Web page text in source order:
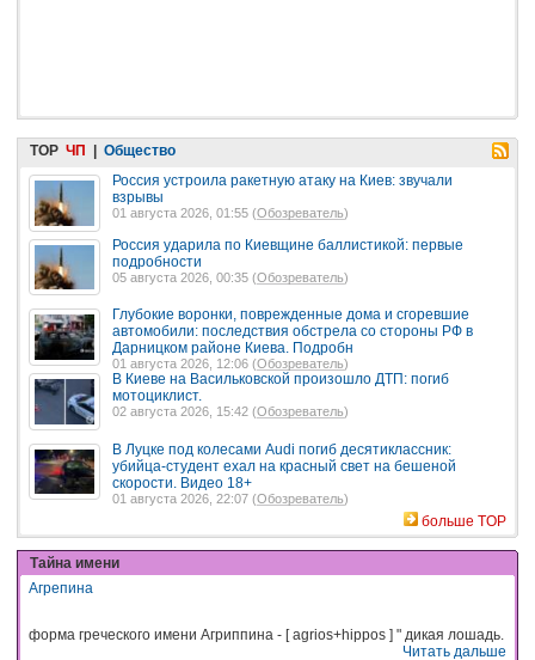
TOP ЧП
Общество
Россия устроила ракетную атаку на Киев: звучали
взрывы
01 августа 2026, 01:55 (Обозреватель)
Россия ударила по Киевщине баллистикой: первые
подробности
05 августа 2026, 00:35 (Обозреватель)
Глубокие воронки, поврежденные дома и сгоревшие
автомобили: последствия обстрела со стороны РФ в
Дарницком районе Киева. Подробн
01 августа 2026, 12:06 (Обозреватель)
В Киеве на Васильковской произошло ДТП: погиб
мотоциклист.
02 августа 2026, 15:42 (Обозреватель)
В Луцке под колесами Audi погиб десятиклассник:
убийца-студент ехал на красный свет на бешеной
скорости. Видео 18+
01 августа 2026, 22:07 (Обозреватель)
больше TOP
Тайна имени
Агрепина
форма греческого имени Агриппина - [ agrios+hippos ] " дикая лошадь.
Читать дальше